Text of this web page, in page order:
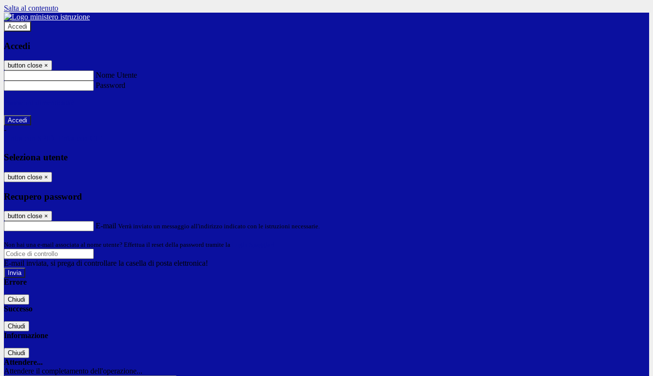
Salta al contenuto
Accedi
Accedi
button close ×
Nome Utente
Password
-
Seleziona utente
button close ×
Recupero password
button close ×
E-mail Verrà inviato un messaggio all'indirizzo indicato con le istruzioni necessarie.
Non hai una e-mail associata al nome utente? Effettua il reset della password tramite la
E-mail inviata, si prega di controllare la casella di posta elettronica!
Errore
Chiudi
Successo
Chiudi
Informazione
Chiudi
Attendere...
Attendere il completamento dell'operazione...